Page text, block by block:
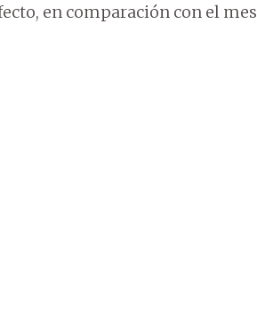
en comparación con el mes